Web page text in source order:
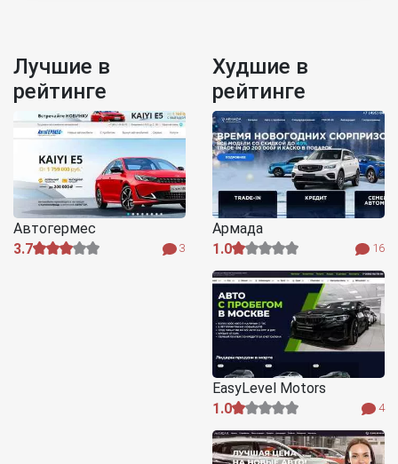
Лучшие в
рейтинге
Автогермес
3.7
3
Худшие в
рейтинге
Армада
1.0
16
EasyLevel Motors
1.0
4